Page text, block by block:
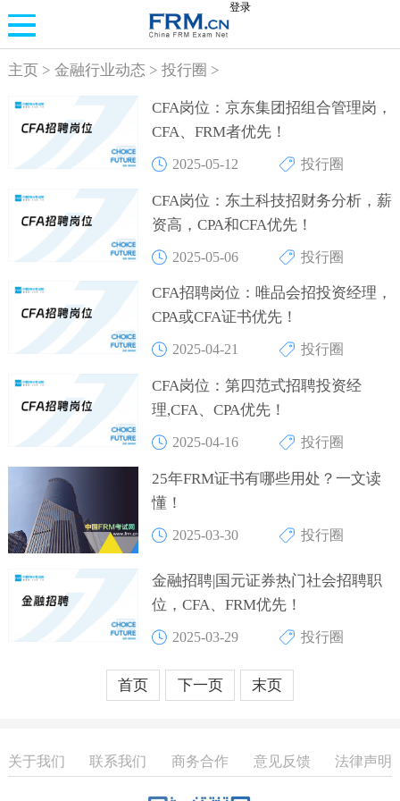
登录
主页> 金融行业动态 > 投行圈 >
CFA岗位：京东集团招组合管理岗，
CFA、FRM者优先！
2025-05-12 投行圈
CFA岗位：东土科技招财务分析，薪
资高，CPA和CFA优先！
2025-05-06 投行圈
CFA招聘岗位：唯品会招投资经理，
CPA或CFA证书优先！
2025-04-21 投行圈
CFA岗位：第四范式招聘投资经
理,CFA、CPA优先！
2025-04-16 投行圈
25年FRM证书有哪些用处？一文读
懂！
2025-03-30 投行圈
金融招聘|国元证券热门社会招聘职
位，CFA、FRM优先！
2025-03-29 投行圈
首页 下一页 末页
关于我们 联系我们 商务合作 意见反馈 法律声明